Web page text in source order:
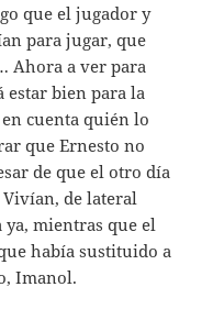
que el jugador y
para jugar, que
Ahora a ver para
estar bien para la
cuenta quién lo
que Ernesto no
de que el otro día
de lateral
mientras que el
había sustituido a
Imanol.